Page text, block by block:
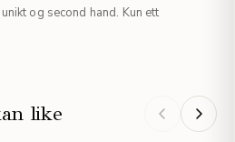
og second hand. Kun ett
like